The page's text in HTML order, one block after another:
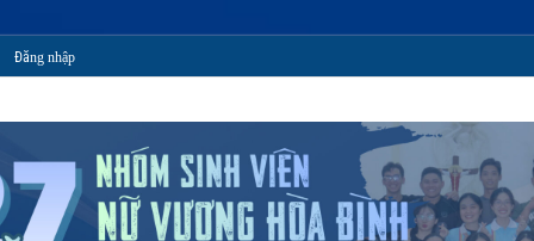
Đăng nhập
Bình